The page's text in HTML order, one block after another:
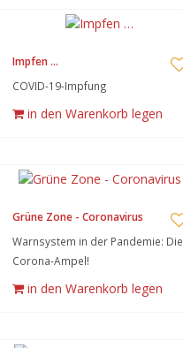
Impfen …
COVID-19-Impfung
in den Warenkorb legen
Grüne Zone - Coronavirus
Warnsystem in der Pandemie: Die
Corona-Ampel!
in den Warenkorb legen